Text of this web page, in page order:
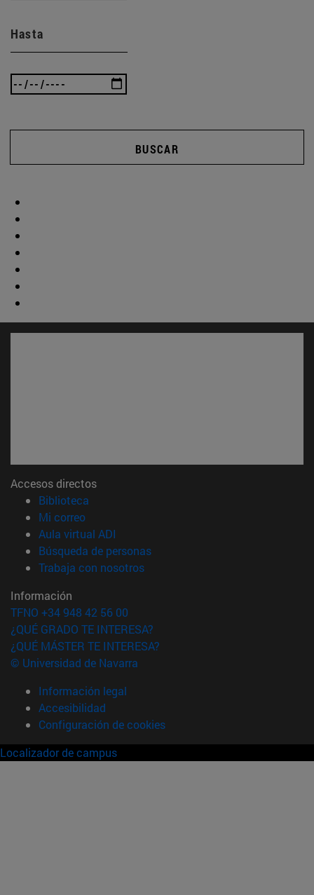
Hasta
BUSCAR
Accesos directos
Biblioteca
Mi correo(abre en nueva ventana)
Aula virtual ADI
Búsqueda de personas(abre en nueva ventana)
Trabaja con nosotros(abre en nueva ventana)
Información
TFNO +34 948 42 56 00
¿QUÉ GRADO TE INTERESA?
¿QUÉ MÁSTER TE INTERESA?
© Universidad de Navarra
Información legal
Accesibilidad
Configuración de cookies
Localizador de campus